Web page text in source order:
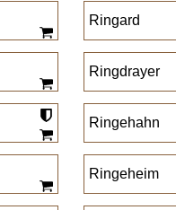
Ringard
Ringdrayer
Ringehahn
Ringeheim